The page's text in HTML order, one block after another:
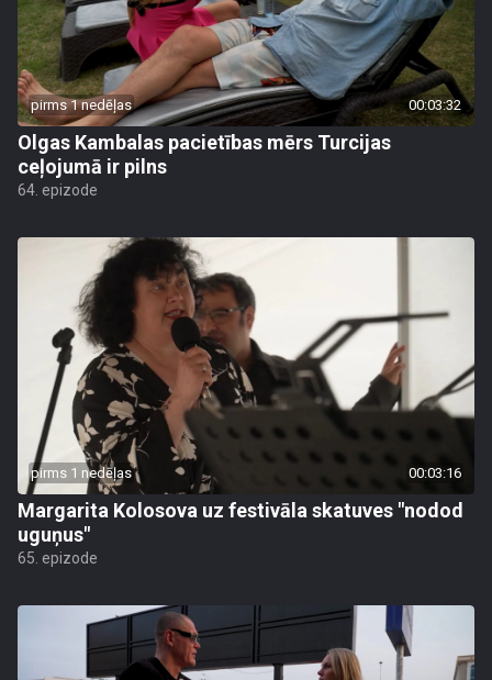
pirms 1 nedēļas 00:03:32
Olgas Kambalas pacietības mērs Turcijas
ceļojumā ir pilns
64. epizode
pirms 1 nedēļas 00:03:16
Margarita Kolosova uz festivāla skatuves "nodod
uguņus"
65. epizode